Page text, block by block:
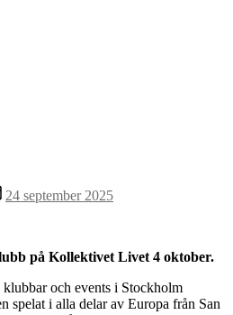
24 september 2025
på Kollektivet Livet 4 oktober.
och events i Stockholm
spelat i alla delar av Europa från San